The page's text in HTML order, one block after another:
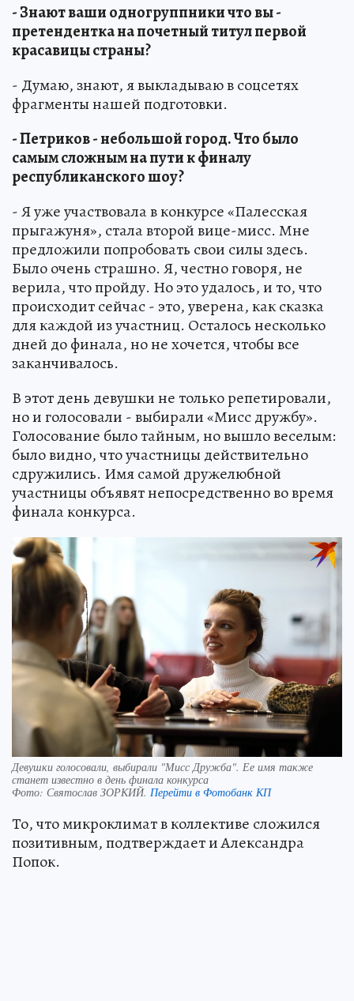
- Знают ваши одногруппники что вы -
претендентка на почетный титул первой
красавицы страны?
- Думаю, знают, я выкладываю в соцсетях
фрагменты нашей подготовки.
- Петриков - небольшой город. Что было
самым сложным на пути к финалу
республиканского шоу?
- Я уже участвовала в конкурсе «Палесская
прыгажуня», стала второй вице-мисс. Мне
предложили попробовать свои силы здесь.
Было очень страшно. Я, честно говоря, не
верила, что пройду. Но это удалось, и то, что
происходит сейчас - это, уверена, как сказка
для каждой из участниц. Осталось несколько
дней до финала, но не хочется, чтобы все
заканчивалось.
В этот день девушки не только репетировали,
но и голосовали - выбирали «Мисс дружбу».
Голосование было тайным, но вышло веселым:
было видно, что участницы действительно
сдружились. Имя самой дружелюбной
участницы объявят непосредственно во время
финала конкурса.
Девушки голосовали, выбирали "Мисс Дружба". Ее имя также
станет известно в день финала конкурса
Фото: Святослав ЗОРКИЙ. Перейти в Фотобанк КП
То, что микроклимат в коллективе сложился
позитивным, подтверждает и Александра
Попок.